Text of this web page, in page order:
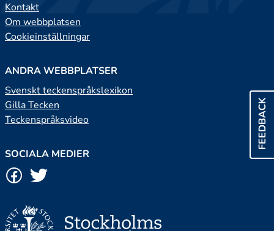
FEEDBACK
Kontakt
Om webbplatsen
Cookieinställningar
ANDRA WEBBPLATSER
Svenskt teckenspråkslexikon
Gilla Tecken
Teckenspråksvideo
SOCIALA MEDIER